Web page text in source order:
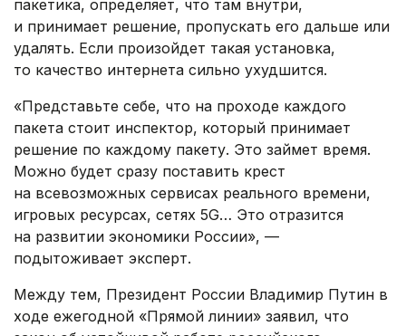
пакетика, определяет, что там внутри,
и принимает решение, пропускать его дальше или
удалять. Если произойдет такая установка,
то качество интернета сильно ухудшится.
«Представьте себе, что на проходе каждого
пакета стоит инспектор, который принимает
решение по каждому пакету. Это займет время.
Можно будет сразу поставить крест
на всевозможных сервисах реального времени,
игровых ресурсах, сетях 5G… Это отразится
на развитии экономики России», —
подытоживает эксперт.
Между тем, Президент России Владимир Путин в
ходе ежегодной «Прямой линии» заявил, что